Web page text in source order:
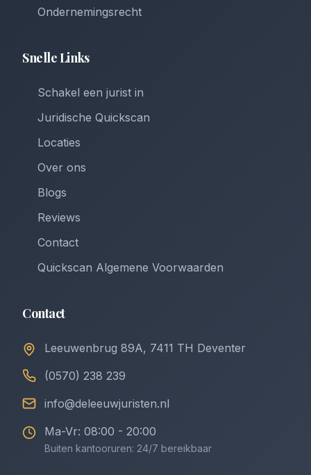
Ondernemingsrecht
Snelle Links
Schakel een jurist in
Juridische Quickscan
Locaties
Over ons
Blogs
Reviews
Contact
Quickscan Algemene Voorwaarden
Contact
Leeuwenbrug 89A, 7411 TH Deventer
(0570) 238 239
info@deleeuwjuristen.nl
Ma-Vr: 08:00 - 20:00
Buiten kantooruren: 24/7 bereikbaar